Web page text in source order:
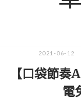
2021-06-12
【口袋節
電